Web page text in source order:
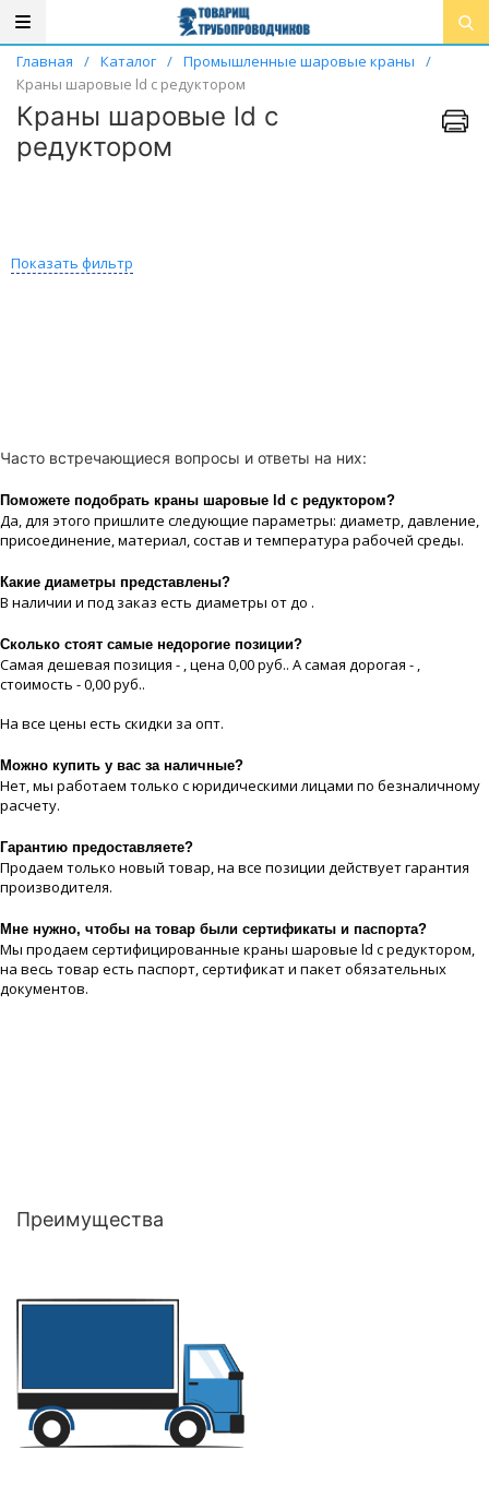
Главная / Каталог / Промышленные шаровые краны
/
Краны шаровые ld с редуктором
Краны шаровые ld с
редуктором
Показать фильтр
Часто встречающиеся вопросы и ответы на них:
Поможете подобрать краны шаровые ld с редуктором?
Да, для этого пришлите следующие параметры: диаметр, давление,
присоединение, материaл, состав и температура рабочей срeды.
Какие диaметры представлены?
В наличии и под заказ есть диaметры от до .
Сколько стоят самые недорогие позиции?
Самая дешевая позиция - , цeна 0,00 руб.. А самая дорогая - ,
стоимость - 0,00 руб..
На все цeны есть скидки за опт.
Можно купить у вас за наличные?
Нет, мы работаем только с юридическими лицами по безналичному
расчету.
Гарантию предоставляете?
Продаем только новый товар, на все позиции действует гарантия
производителя.
Мне нужно, чтобы на товар были сертификаты и паспорта?
Мы продаем сертифицированные краны шаровые ld с редуктором,
на весь товар есть паспорт, сертификат и пакет обязательных
документов.
Преимущества